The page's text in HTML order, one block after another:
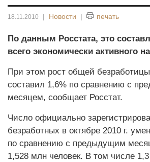
18.11.2010 | Новости | печать
По данным Росстата, это
всего экономически активного
При этом рост общей безработицы
составил 1,6% по сравнению с
месяцем, сообщает Росстат.
Число официально
безработных в октябре 2010 г.
по сравнению с предыдущим
1,528 млн человек. В том числе